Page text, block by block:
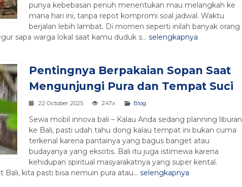
punya kebebasan penuh menentukan mau melangkah ke
mana hari ini, tanpa repot kompromi soal jadwal. Waktu
berjalan lebih lambat. Di momen seperti inilah banyak orang
sapa warga lokal saat kamu duduk s... selengkapnya
Pentingnya Berpakaian Sopan Saat
Mengunjungi Pura dan Tempat Suci
22 October 2025 247x Blog
Sewa mobil innova bali – Kalau Anda sedang planning liburan
ke Bali, pasti udah tahu dong kalau tempat ini bukan cuma
terkenal karena pantainya yang bagus banget atau
budayanya yang eksotis. Bali itu juga istimewa karena
kehidupan spiritual masyarakatnya yang super kental.
kita pasti bisa nemuin pura atau... selengkapnya